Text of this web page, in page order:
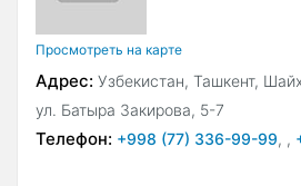
Просмотреть на карте
Адрес: Узбекистан, Ташкент,
ул. Батыра Закирова, 5-7
Телефон: +998 (77) 336-99-99, ,